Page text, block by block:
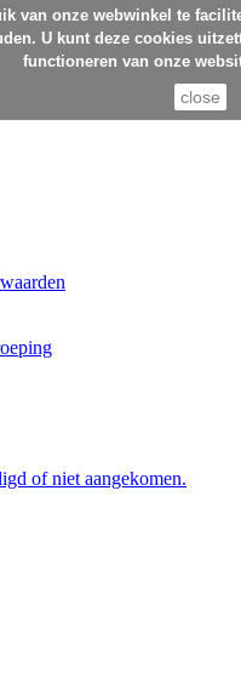
of niet aangekomen.
van onze webwinkel te
U kunt deze cookies
functioneren van onze
close